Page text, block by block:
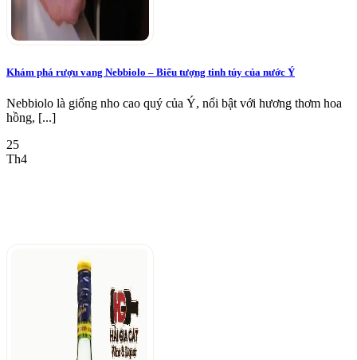
Khám phá rượu vang Nebbiolo – Biểu tượng tinh túy của nước Ý
Nebbiolo là giống nho cao quý của Ý, nổi bật với hương thơm hoa
hồng, [...]
25
Th4